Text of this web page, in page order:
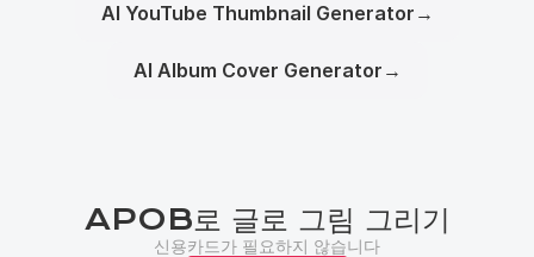
AI YouTube Thumbnail Generator →
AI Album Cover Generator →
APOB로 글로 그림 그리기
신용카드가 필요하지 않습니다